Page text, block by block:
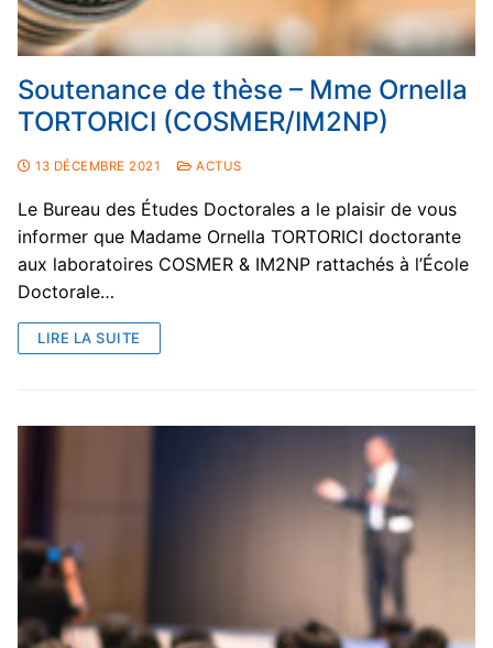
Soutenance de thèse – Mme Ornella
TORTORICI (COSMER/IM2NP)
13 DÉCEMBRE 2021 ACTUS
Le Bureau des Études Doctorales a le plaisir de vous
informer que Madame Ornella TORTORICI doctorante
aux laboratoires COSMER & IM2NP rattachés à l’École
Doctorale…
LIRE LA SUITE